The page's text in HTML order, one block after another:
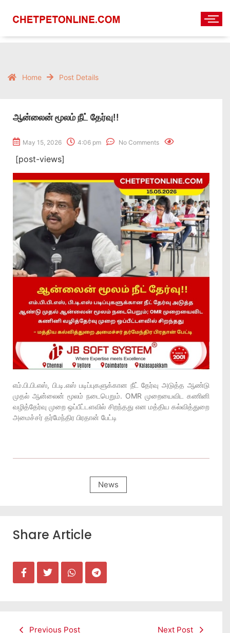
Home Post Details
ஆன்லைன் மூலம் நீட் தேர்வு!!
May 15, 2026 4:06 pm No Comments
[post-views]
எம்.பி.பி.எஸ், பி.டி.எஸ் படிப்புகளுக்கான நீட் தேர்வு அடுத்த ஆண்டு
முதல் ஆன்லைன் மூலம் நடைபெறும். OMR முறையைவிட கணினி
வழித்தேர்வு முறை ஒப்பீட்டளவில் சிறந்தது என மத்திய கல்வித்துறை
அமைச்சர் தர்மேந்திர பிரதான் பேட்டி
News
Share Article
Previous Post Next Post